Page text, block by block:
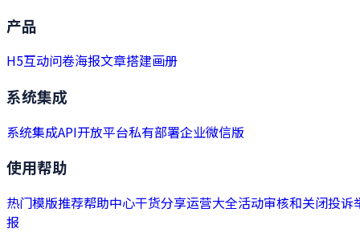
产品
H5互动问卷海报文章搭建画册
系统集成
系统集成API开放平台私有部署企业微信版
使用帮助
热门模版推荐帮助中心干货分享运营大全活动审核和关闭投诉
报